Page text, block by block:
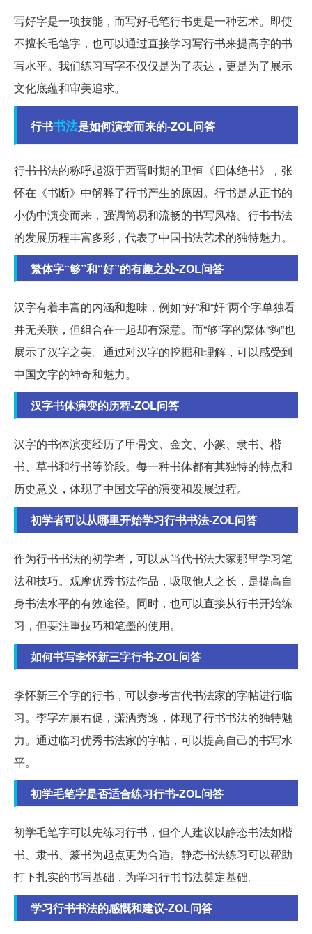
写好字是一项技能，而写好毛笔行书更是一种艺术。即使
不擅长毛笔字，也可以通过直接学习写行书来提高字的书
写水平。我们练习写字不仅仅是为了表达，更是为了展示
文化底蕴和审美追求。
行书书法是如何演变而来的-ZOL问答
行书书法的称呼起源于西晋时期的卫恒《四体绝书》，张
怀在《书断》中解释了行书产生的原因。行书是从正书的
小伪中演变而来，强调简易和流畅的书写风格。行书书法
的发展历程丰富多彩，代表了中国书法艺术的独特魅力。
繁体字“够”和“好”的有趣之处-ZOL问答
汉字有着丰富的内涵和趣味，例如“好”和“奸”两个字单独看
并无关联，但组合在一起却有深意。而“够”字的繁体“夠”也
展示了汉字之美。通过对汉字的挖掘和理解，可以感受到
中国文字的神奇和魅力。
汉字书体演变的历程-ZOL问答
汉字的书体演变经历了甲骨文、金文、小篆、隶书、楷
书、草书和行书等阶段。每一种书体都有其独特的特点和
历史意义，体现了中国文字的演变和发展过程。
初学者可以从哪里开始学习行书书法-ZOL问答
作为行书书法的初学者，可以从当代书法大家那里学习笔
法和技巧。观摩优秀书法作品，吸取他人之长，是提高自
身书法水平的有效途径。同时，也可以直接从行书开始练
习，但要注重技巧和笔墨的使用。
如何书写李怀新三字行书-ZOL问答
李怀新三个字的行书，可以参考古代书法家的字帖进行临
习。李字左展右促，潇洒秀逸，体现了行书书法的独特魅
力。通过临习优秀书法家的字帖，可以提高自己的书写水
平。
初学毛笔字是否适合练习行书-ZOL问答
初学毛笔字可以先练习行书，但个人建议以静态书法如楷
书、隶书、篆书为起点更为合适。静态书法练习可以帮助
打下扎实的书写基础，为学习行书书法奠定基础。
学习行书书法的感慨和建议-ZOL问答